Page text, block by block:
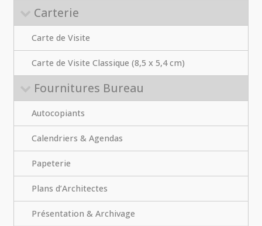
Carterie
Carte de Visite
Carte de Visite Classique (8,5 x 5,4 cm)
Fournitures Bureau
Autocopiants
Calendriers & Agendas
Papeterie
Plans d’Architectes
Présentation & Archivage